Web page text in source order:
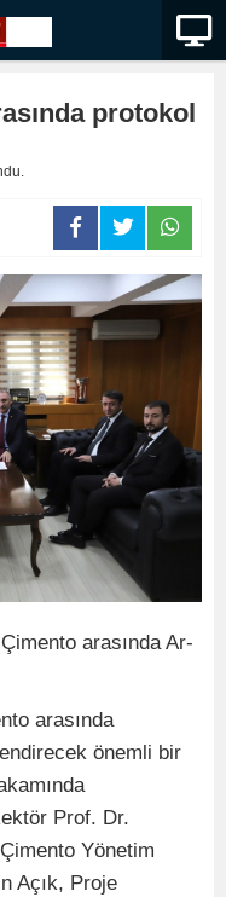
protokol
arasında Ar-
arasında
önemli bir
Prof. Dr.
Yönetim
Açık, Proje